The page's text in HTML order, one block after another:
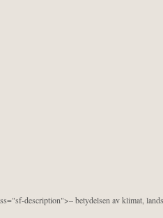
description">– betydelsen av klimat,